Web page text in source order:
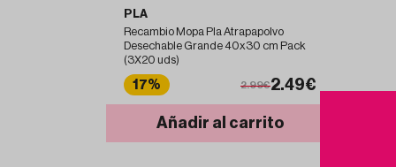
PLA
Recambio Mopa Pla Atrapapolvo
Desechable Grande 40x30 cm Pack
(3X20 uds)
17% 2.99€2.49€
Añadir al carrito